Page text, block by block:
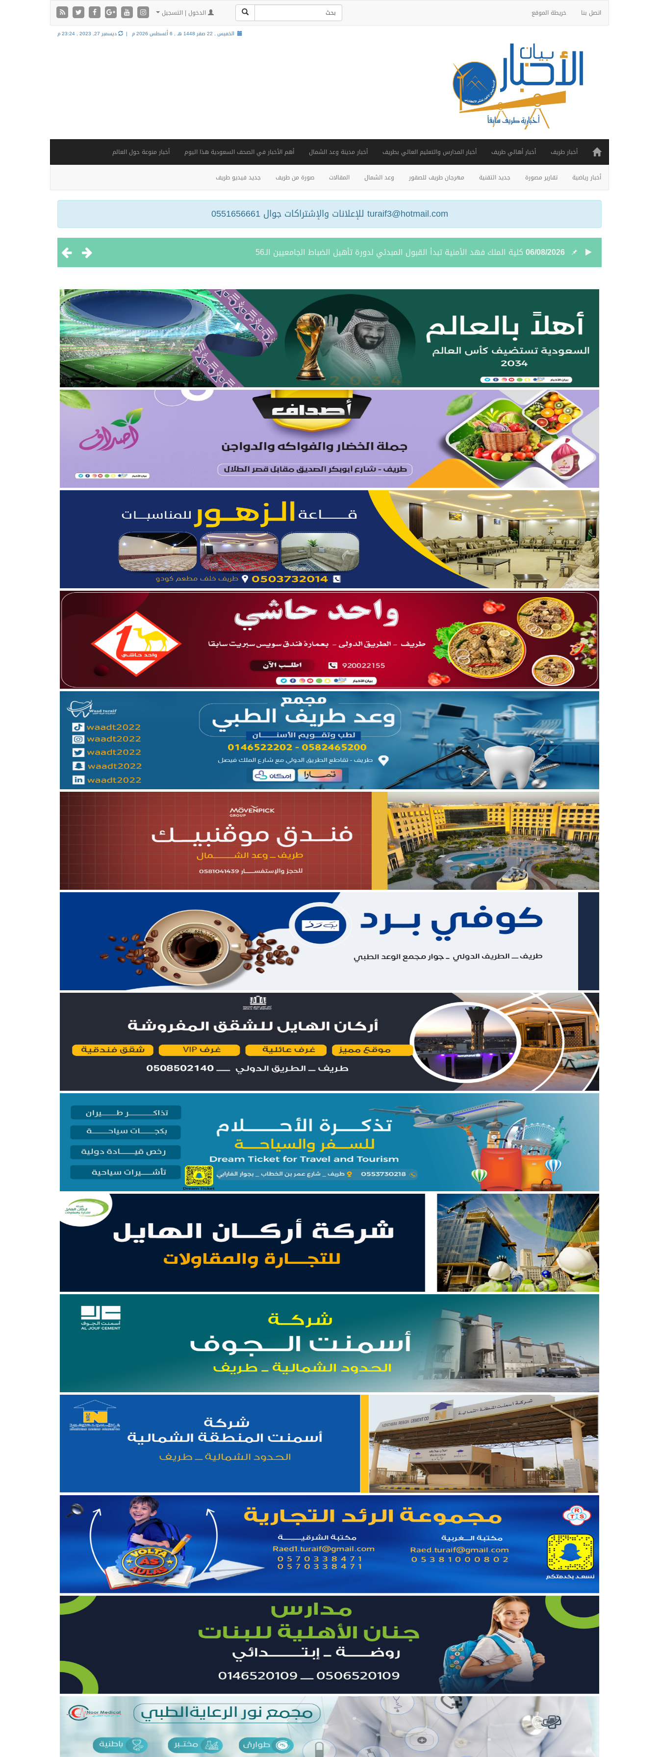
اتصل بنا خريطة الموقع الدخول | التسجيل
الخميس , 22 صفر 1448 هـ , 6 أغسطس 2026 م | ديسمبر 27, 2023 , 23:24 م
أخبار طريف أخبار أهالي طريف أخبار المدارس والتعليم العالي بطريف أخبار مدينة وعد الشمال أهم الأخبار في الصحف السعودية هذا اليوم أخبار منوعة حول العالم
أخبار رياضية تقارير مصورة جديد التقنية مهرجان طريف للصقور وعد الشمال المقالات صورة من طريف جديد فيديو طريف
turaif3@hotmail.com للإعلانات والإشتراكات جوال 0551656661
06/08/2026 شامان الرويلي ينال الماجستير في الإعلام الرقمي من جامعة الزرقاء
06/08/2026
إخبارية طريف تعزي في وفاة رئيس نادي التضامن السابق عبدالله بن عباس الشمري
المعهد التقني للتعدين يعلن فتح باب القبول لبرنامج التدريب المبتدئ بالتوظيف
05/08/2026بالفيديو والصور .. نادي أيتام طريف ينظم برنامجًا قيميًا عن التعاون والعمل الجماعي
05/08/2026
نائب أمير الحدود الشمالية يستقبل مدير فرع وزارة الرياضة وأعضاء نادي المساعدية بمناسبة تحقيق بطولتين إقليميتين
05/08/2026جمعية “ثروة” وغرفة الحدود الشمالية توقعان اتفاقية تعاون لتعزيز الاستثمار وتنمية قطاع الثروة الحيوانية
04/08/2026بالصور.. علي بن زيدان الشمري يحتفل بزواج ابنه “فواز”
04/08/2026بالصور.. محمد بن سعود رقاد الرويلي يحتفل بزواج ابنه “عمر”
06/08/2026كلية الملك فهد الأمنية تبدأ القبول المبدئي لدورة تأهيل الضباط الجامعيين الـ56